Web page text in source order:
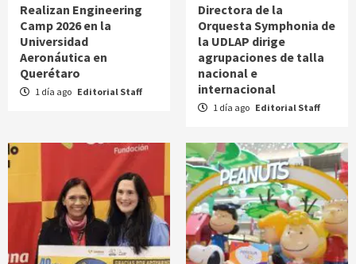
Realizan Engineering
Camp 2026 en la
Universidad
Aeronáutica en
Querétaro
1 día ago Editorial Staff
Directora de la
Orquesta Symphonia de
la UDLAP dirige
agrupaciones de talla
nacional e
internacional
1 día ago Editorial Staff